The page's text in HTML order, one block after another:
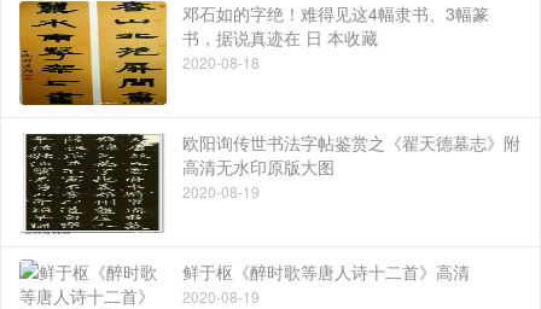
邓石如的字绝！难得见这4幅隶书、3幅篆
书，据说真迹在 日 本收藏
2020-08-18
欧阳询传世书法字帖鉴赏之《翟天德墓志》附
高清无水印原版大图
2020-08-19
鲜于枢《醉时歌等唐人诗十二首》高清
2020-08-19